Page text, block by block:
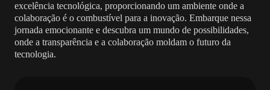
excelência tecnológica, proporcionando um ambiente onde a
colaboração é o combustível para a inovação. Embarque nessa
jornada emocionante e descubra um mundo de possibilidades,
onde a transparência e a colaboração moldam o futuro da
tecnologia.